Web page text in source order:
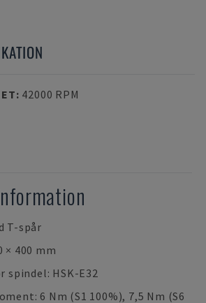
: 42000 RPM
T-spår
× 400 mm
spindel: HSK-E32
6 Nm (S1 100%), 7,5 Nm (S6